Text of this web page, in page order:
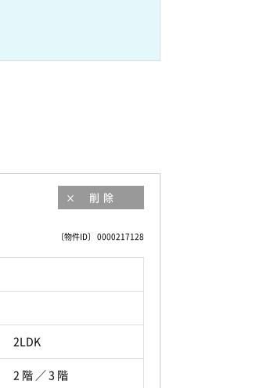
削除
〔物件ID〕 0000217128
2LDK
2 階 ／ 3 階